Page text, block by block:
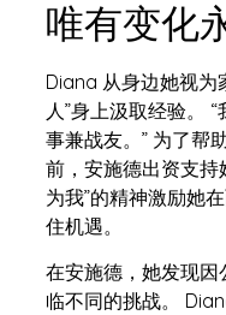
唯有变化
Diana 从身边她视为
人”身上汲取经验。
事兼战友。” 为了帮
前，安施德出资支持
为我”的精神激励她
住机遇。
在安施德，她发现
临不同的挑战。